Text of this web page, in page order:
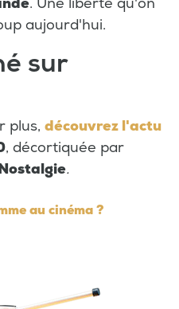
aujourd'hui.
sur
plus, découvrez l'actu
, décortiquée par
.
au cinéma ?